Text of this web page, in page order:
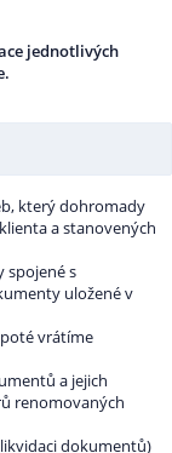
jednotlivých
který dohromady
a stanovených
spojené s
uložené v
vrátíme
a jejich
renomovaných
dokumentů)